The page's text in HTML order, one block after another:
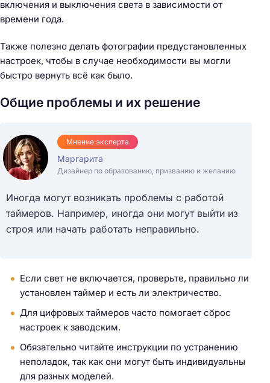
включения и выключения света в зависимости от
времени года.
Также полезно делать фотографии предустановленных
настроек, чтобы в случае необходимости вы могли
быстро вернуть всё как было.
Общие проблемы и их решение
Мнение эксперта
Маргарита
Дизайнер по образованию, призванию и желанию
Иногда могут возникать проблемы с работой
таймеров. Например, иногда они могут выйти из
строя или начать работать неправильно.
Если свет не включается, проверьте, правильно ли
установлен таймер и есть ли электричество.
Для цифровых таймеров часто помогает сброс
настроек к заводским.
Обязательно читайте инструкции по устранению
неполадок, так как они могут быть индивидуальны
для разных моделей.
т